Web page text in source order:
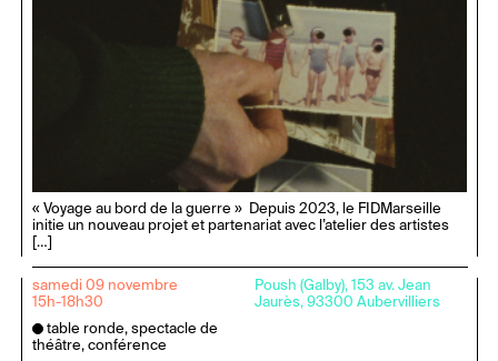
« Voyage au bord de la guerre » Depuis 2023, le FIDMarseille
initie un nouveau projet et partenariat avec l’atelier des artistes
[…]
samedi 09 novembre
15h-18h30
Poush (Galby), 153 av. Jean
Jaurès, 93300 Aubervilliers
table ronde, spectacle de
théâtre, conférence